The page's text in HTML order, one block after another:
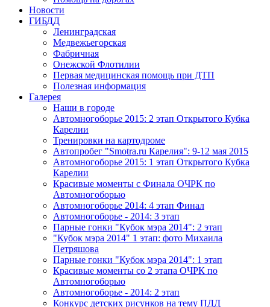
Новости
ГИБДД
Ленинградская
Медвежьегорская
Фабричная
Онежской Флотилии
Первая медицинская помощь при ДТП
Полезная информация
Галерея
Наши в городе
Автомногоборье 2015: 2 этап Открытого Кубка
Карелии
Тренировки на картодроме
Автопробег "Smotra.ru Карелия": 9-12 мая 2015
Автомногоборье 2015: 1 этап Открытого Кубка
Карелии
Красивые моменты с Финала ОЧРК по
Автомногоборью
Автомногоборье 2014: 4 этап Финал
Автомногоборье - 2014: 3 этап
Парные гонки "Кубок мэра 2014": 2 этап
"Кубок мэра 2014" 1 этап: фото Михаила
Петряшова
Парные гонки "Кубок мэра 2014": 1 этап
Красивые моменты со 2 этапа ОЧРК по
Автомногоборью
Автомногоборье - 2014: 2 этап
Конкурс детских рисунков на тему ПДД